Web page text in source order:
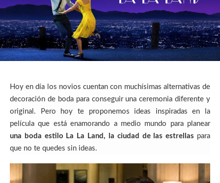
Hoy en día los novios cuentan con muchísimas alternativas de
decoración de boda para conseguir una ceremonia diferente y
original. Pero hoy te proponemos ideas inspiradas en la
película que está enamorando a medio mundo para planear
una boda estilo La La Land, la ciudad de las estrellas para
que no te quedes sin ideas.